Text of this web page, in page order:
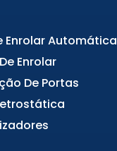
Enrolar Automática
Enrolar
De Portas